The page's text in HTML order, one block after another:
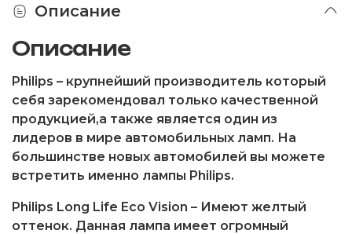
Описание
Описание
Philips – крупнейший производитель который
себя зарекомендовал только качественной
продукцией,а также является один из
лидеров в мире автомобильных ламп. На
большинстве новых автомобилей вы можете
встретить именно лампы Philips.
Philips Long Life Eco Vision – Имеют желтый
оттенок. Данная лампа имеет огромный